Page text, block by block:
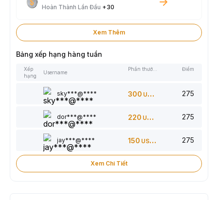
Hoàn Thành Lần Đầu +30
Xem Thêm
Bảng xếp hạng hàng tuần
Xếp
hạng
Username
Phần thưởng Điểm
sky***@**** 300 USDT 275
dor***@**** 220 USDT 275
jay***@**** 150 USDT 275
Xem Chi Tiết